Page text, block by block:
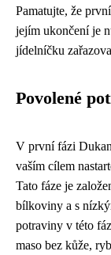
Pamatujte, že
jejím ukončení je
jídelníčku
Povolené
V první fázi
vaším cílem
Tato fáze je
bílkoviny a s
potraviny v této
maso bez kůže,